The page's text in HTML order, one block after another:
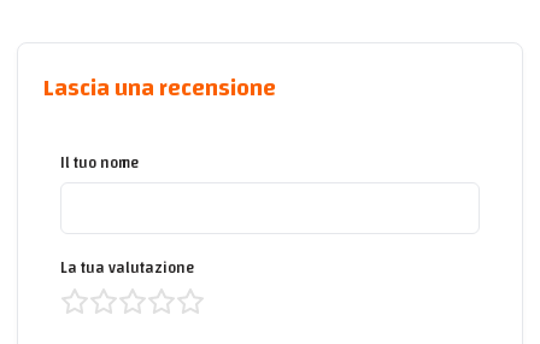
Lascia una recensione
Il tuo nome
La tua valutazione